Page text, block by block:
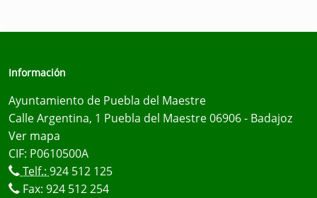
Información
Ayuntamiento de Puebla del Maestre
Calle Argentina, 1 Puebla del Maestre 06906 - Badajoz
Ver mapa
CIF: P0610500A
Telf.: 924 512 125
Fax: 924 512 254